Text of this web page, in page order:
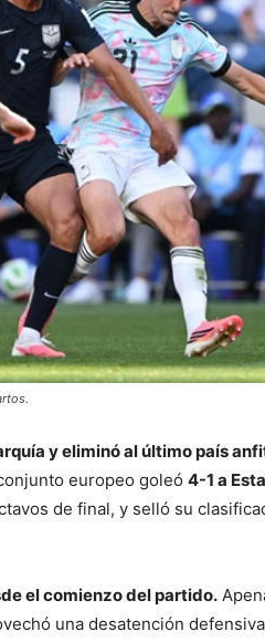
y eliminó al último país
europeo goleó 4-1 a
de final, y selló su
el comienzo del partido.
una desatención